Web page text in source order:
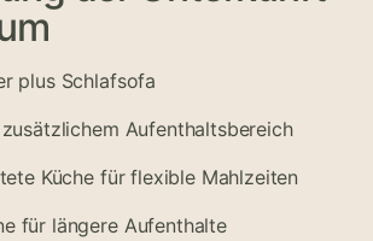
plus Schlafsofa
Aufenthaltsbereich
Küche für flexible Mahlzeiten
für längere Aufenthalte